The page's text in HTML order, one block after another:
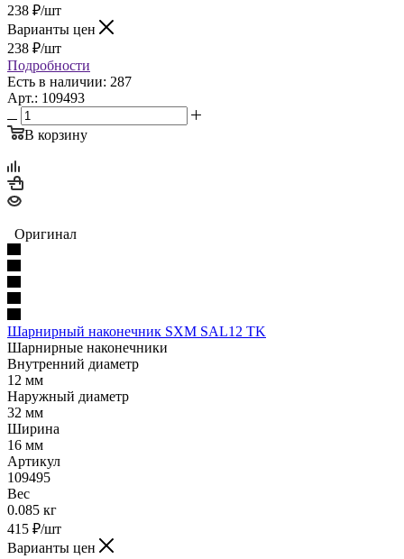
238 ₽/шт
Варианты цен
238 ₽/шт
Подробности
Есть в наличии: 287
Арт.: 109493
В корзину
Оригинал
Шарнирный наконечник SXM SAL12 TK
Шарнирные наконечники
Внутренний диаметр
12 мм
Наружный диаметр
32 мм
Ширина
16 мм
Артикул
109495
Вес
0.085 кг
415 ₽/шт
Варианты цен